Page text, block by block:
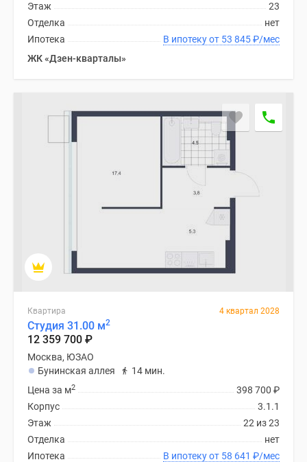
23
Этаж
нет
Отделка
В ипотеку от 53 845₽/мес
Ипотека
ЖК «Дзен-кварталы»
Квартира 4 квартал 2028
Студия 31.00 м2
12 359 700 ₽
Москва, ЮЗАО
Бунинская аллея
14 мин.
398 700 ₽
Цена за м2
3.1.1
Корпус
22 из 23
Этаж
нет
Отделка
В ипотеку от 58 641 ₽/мес
Ипотека